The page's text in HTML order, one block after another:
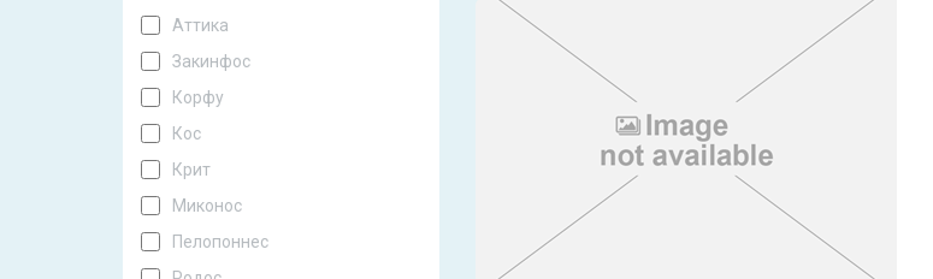
Аттика
Закинфос
Корфу
Кос
Крит
Миконос
Пелопоннес